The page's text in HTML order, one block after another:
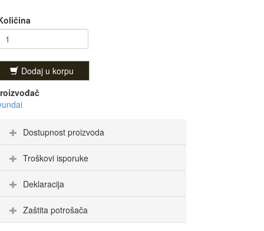
Dodaj u korpu
Dostupnost proizvoda
Troškovi isporuke
Deklaracija
Zaštita potrošača